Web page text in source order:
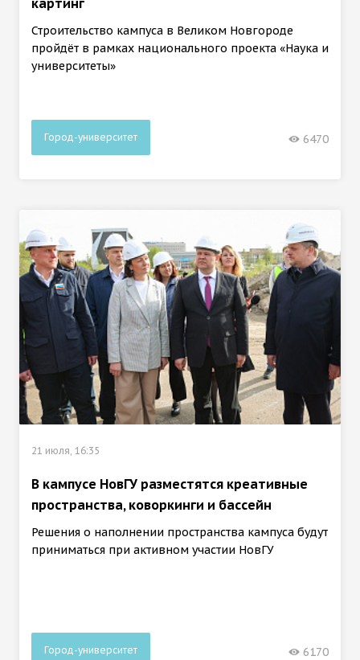
Строительство кампуса в Великом Новгороде
пройдёт в рамках национального проекта «Наука и
университеты»
Город-университет 6470
21 июля, 16:35
В кампусе НовГУ разместятся креативные
пространства, коворкинги и бассейн
Решения о наполнении пространства кампуса будут
приниматься при активном участии НовГУ
Город-университет 6170